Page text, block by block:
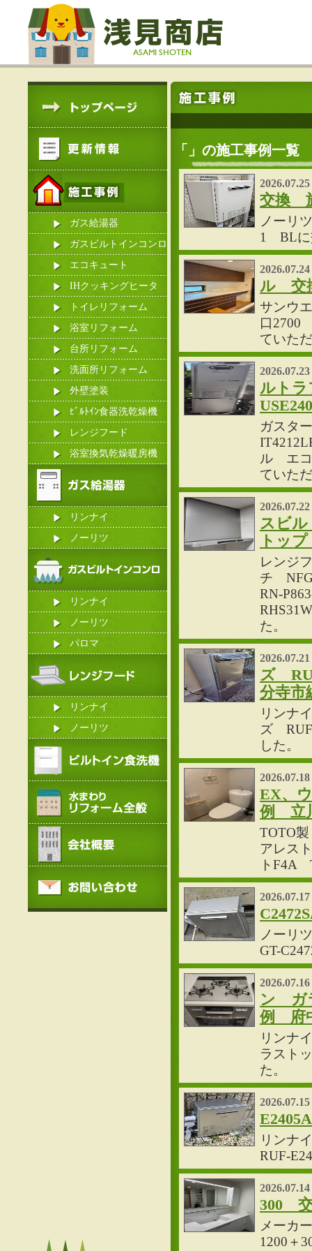
ガス給湯器
ガスビルトインコンロ
エコキュート
IHクッキングヒータ
ー
トイレリフォーム
浴室リフォーム
台所リフォーム
洗面所リフォーム
外壁塗装
ﾋﾞﾙﾄｲﾝ食器洗乾燥機
レンジフード
浴室換気乾燥暖房機
リンナイ
ノーリツ
リンナイ
ノーリツ
パロマ
リンナイ
ノーリツ
「」の施工事例一覧
2026.07.25
交換
ノーリ
1 BLに
2026.07.24
ル 交
サンウ
口2700
ていた
2026.07.23
ルト
ガスタ
ル エ
ていた
2026.07.22
スビ
トッ
レンジ
チ
RN-
た。
2026.07.21
ズ
分寺市
リンナ
ズ
した。
2026.07.18
EX、
例 立
TOTO
アレス
トF4A
2026.07.17
ノーリ
GT-
2026.07.16
ン ガ
例 府
リンナ
ラスト
た。
2026.07.15
リンナ
RUF-
2026.07.14
300
メーカ
1200＋